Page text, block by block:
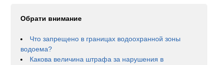
Обрати внимание
Что запрещено в границах водоохранной зоны
водоема?
Какова величина штрафа за нарушения в